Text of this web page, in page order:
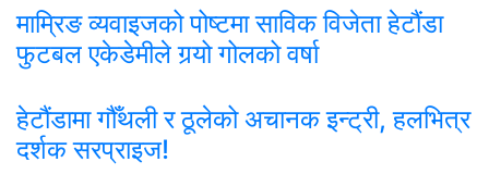
माम्रिङ व्यवाइजको पोष्टमा साविक विजेता हेटौंडा
फुटबल एकेडेमीले गर्‍यो गोलको वर्षा
हेटौंडामा गौँथली र ठूलेको अचानक इन्ट्री, हलभित्र
दर्शक सरप्राइज!